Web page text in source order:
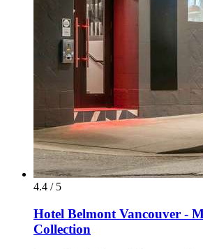
4.4 / 5
Hotel Belmont Vancouver -
Collection